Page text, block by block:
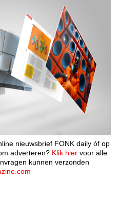
nieuwsbrief FONK daily óf op
adverteren? Klik hier voor alle
kunnen verzonden